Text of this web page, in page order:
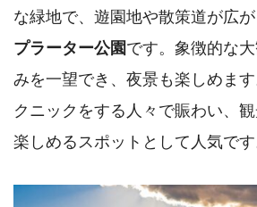
な緑地で、遊園地や散策道が広
プラーター公園です。象徴的な
みを一望でき、夜景も楽しめま
クニックをする人々で賑わい、
楽しめるスポットとして人気です